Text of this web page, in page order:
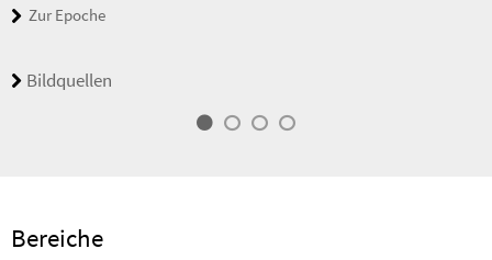
Zur Epoche
Bildquellen
Bereiche